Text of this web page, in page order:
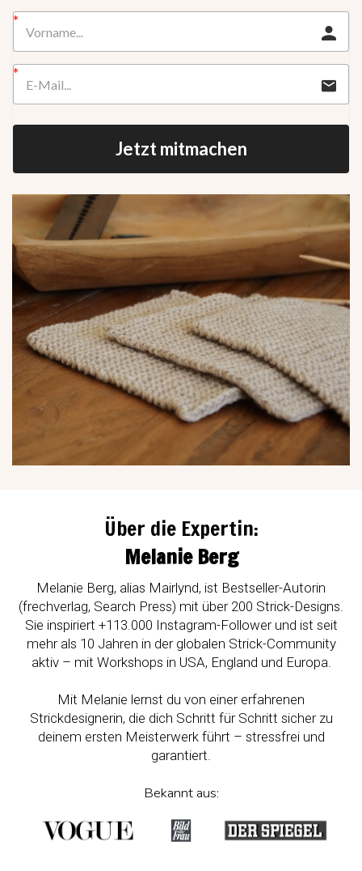
Jetzt mitmachen
Über die Expertin:
Melanie Berg
Melanie Berg, alias Mairlynd, ist Bestseller-Autorin
(frechverlag, Search Press) mit über 200 Strick-Designs.
Sie inspiriert +113.000 Instagram-Follower und ist seit
mehr als 10 Jahren in der globalen Strick-Community
aktiv – mit Workshops in USA, England und Europa.
Mit Melanie lernst du von einer erfahrenen
Strickdesignerin, die dich Schritt für Schritt sicher zu
deinem ersten Meisterwerk führt – stressfrei und
garantiert.
Bekannt aus: